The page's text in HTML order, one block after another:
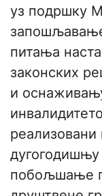
уз подршку
питања
законских
и
реализовани
побољшање